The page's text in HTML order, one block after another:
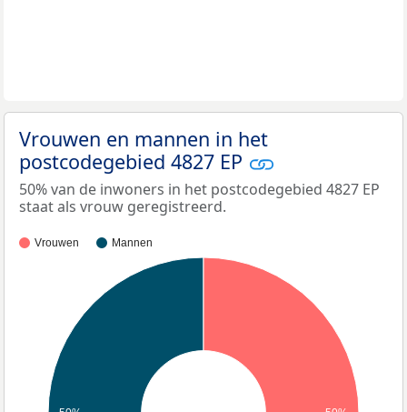
Vrouwen en mannen in het
postcodegebied 4827 EP
50% van de inwoners in het postcodegebied 4827 EP
staat als vrouw geregistreerd.
Vrouwen Mannen